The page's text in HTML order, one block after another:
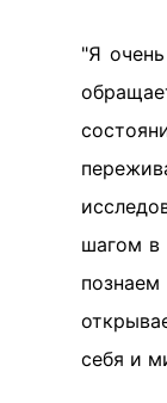
"Я
шагом в
себя и